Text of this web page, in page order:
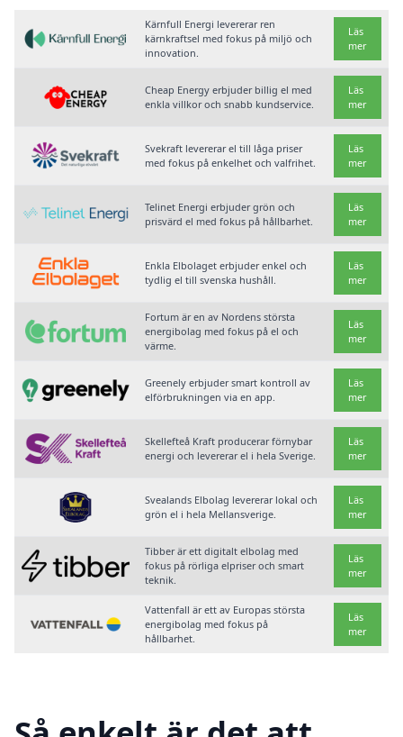
Kärnfull Energi levererar ren
kärnkraftsel med fokus på miljö och
innovation.
Läs
mer
Cheap Energy erbjuder billig el med
enkla villkor och snabb kundservice.
Läs
mer
Svekraft levererar el till låga priser
med fokus på enkelhet och valfrihet.
Läs
mer
Telinet Energi erbjuder grön och
prisvärd el med fokus på hållbarhet.
Läs
mer
Enkla Elbolaget erbjuder enkel och
tydlig el till svenska hushåll.
Läs
mer
Fortum är en av Nordens största
energibolag med fokus på el och
värme.
Läs
mer
Greenely erbjuder smart kontroll av
elförbrukningen via en app.
Läs
mer
Skellefteå Kraft producerar förnybar
energi och levererar el i hela Sverige.
Läs
mer
Svealands Elbolag levererar lokal och
grön el i hela Mellansverige.
Läs
mer
Tibber är ett digitalt elbolag med
fokus på rörliga elpriser och smart
teknik.
Läs
mer
Vattenfall är ett av Europas största
energibolag med fokus på
hållbarhet.
Läs
mer